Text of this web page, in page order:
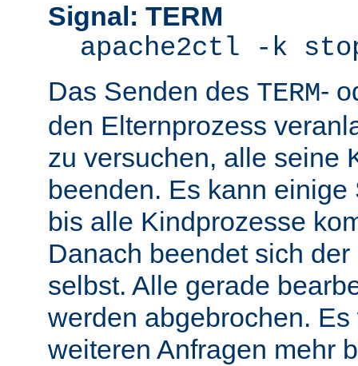
Signal: TERM
apache2ctl -k
Das Senden des TERM-
den Elternprozess
zu versuchen, alle seine
beenden. Es kann
bis alle Kindprozesse
Danach beendet sich
selbst. Alle gerade
werden abgebrochen.
weiteren Anfragen mehr